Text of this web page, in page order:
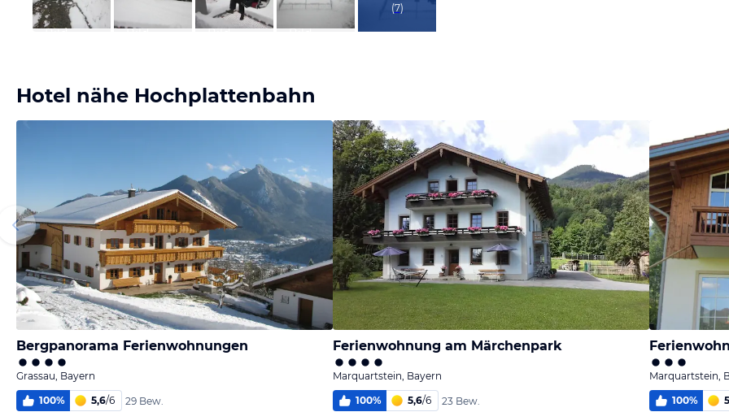
Bild
Bild
Bild
Bild
(7)
Hotel nähe Hochplattenbahn
Bergpanorama Ferienwohnungen
Grassau, Bayern
100% 5,6/6 29 Bew.
Ferienwohnung am Märchenpark
Marquartstein, Bayern
100% 5,6/6 23 Bew.
Marquartstein,
100%